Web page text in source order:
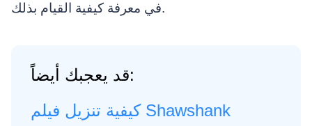
في معرفة كيفية القيام بذلك.
قد يعجبك أيضاً:
كيفية تنزيل فيلم Shawshank